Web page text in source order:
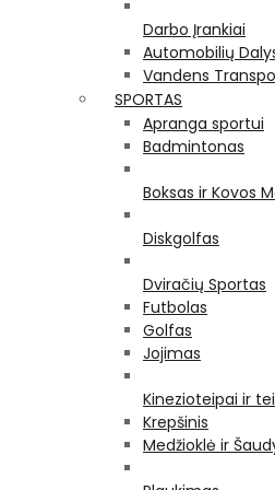
Darbo Įrankiai
Automobilių
Vandens
SPORTAS
Apranga sportui
Badmintonas
Boksas ir Kovos
Diskgolfas
Dviračių Sportas
Futbolas
Golfas
Jojimas
Kinezioteipai ir
Krepšinis
Medžioklė ir